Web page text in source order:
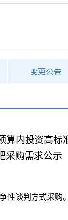
变更公告
算内投资高标
采购需求公示
性谈判方式采购